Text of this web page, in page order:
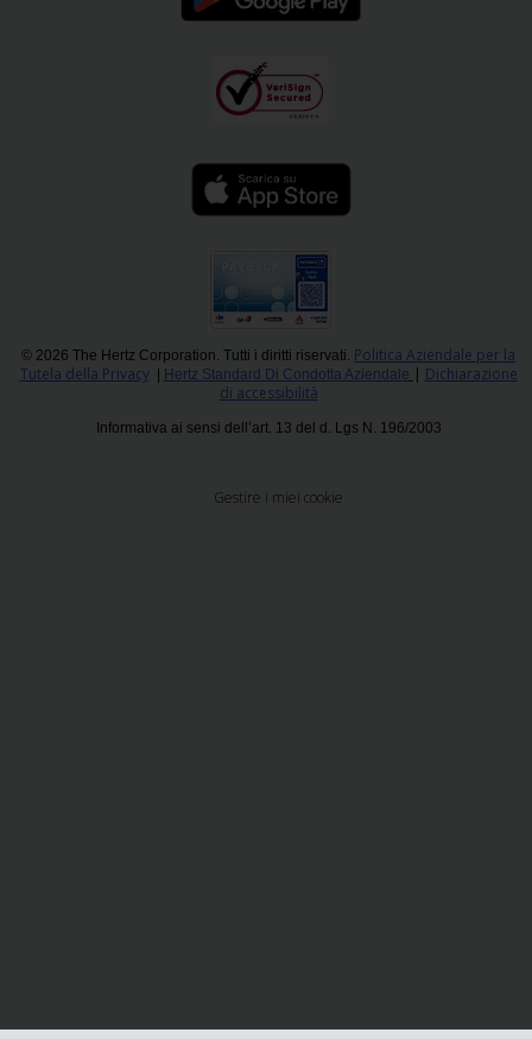
© 2026 The Hertz Corporation. Tutti i diritti riservati. Politica Aziendale per la
Tutela della Privacy | Hertz Standard Di Condotta Aziendale | Dichiarazione
di accessibilità
Informativa ai sensi dell’art. 13 del d. Lgs N. 196/2003
Gestire i miei cookie